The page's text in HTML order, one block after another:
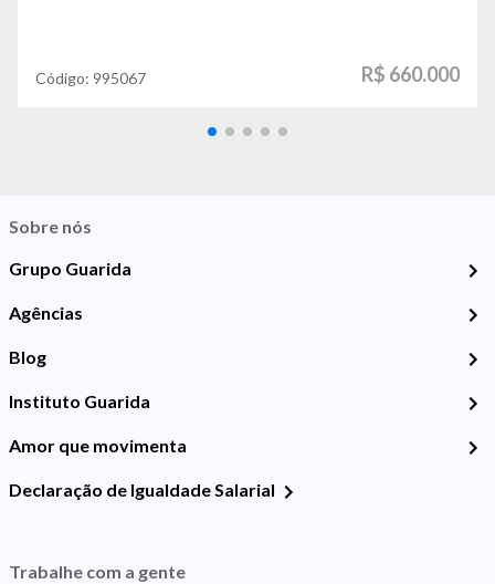
Código: 995067 R$ 660.000
Sobre nós
Grupo Guarida
Agências
Blog
Instituto Guarida
Amor que movimenta
Declaração de Igualdade Salarial
Trabalhe com a gente